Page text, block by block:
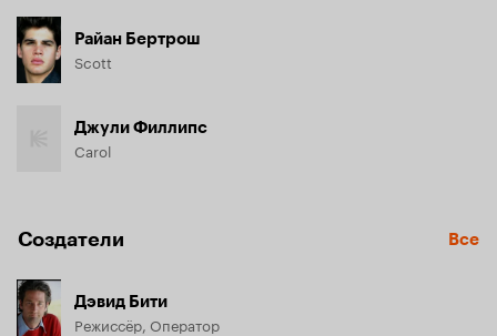
Райан Бертрош
Scott
Джули Филлипс
Carol
Создатели Все
Дэвид Бити
Режиссёр, Оператор